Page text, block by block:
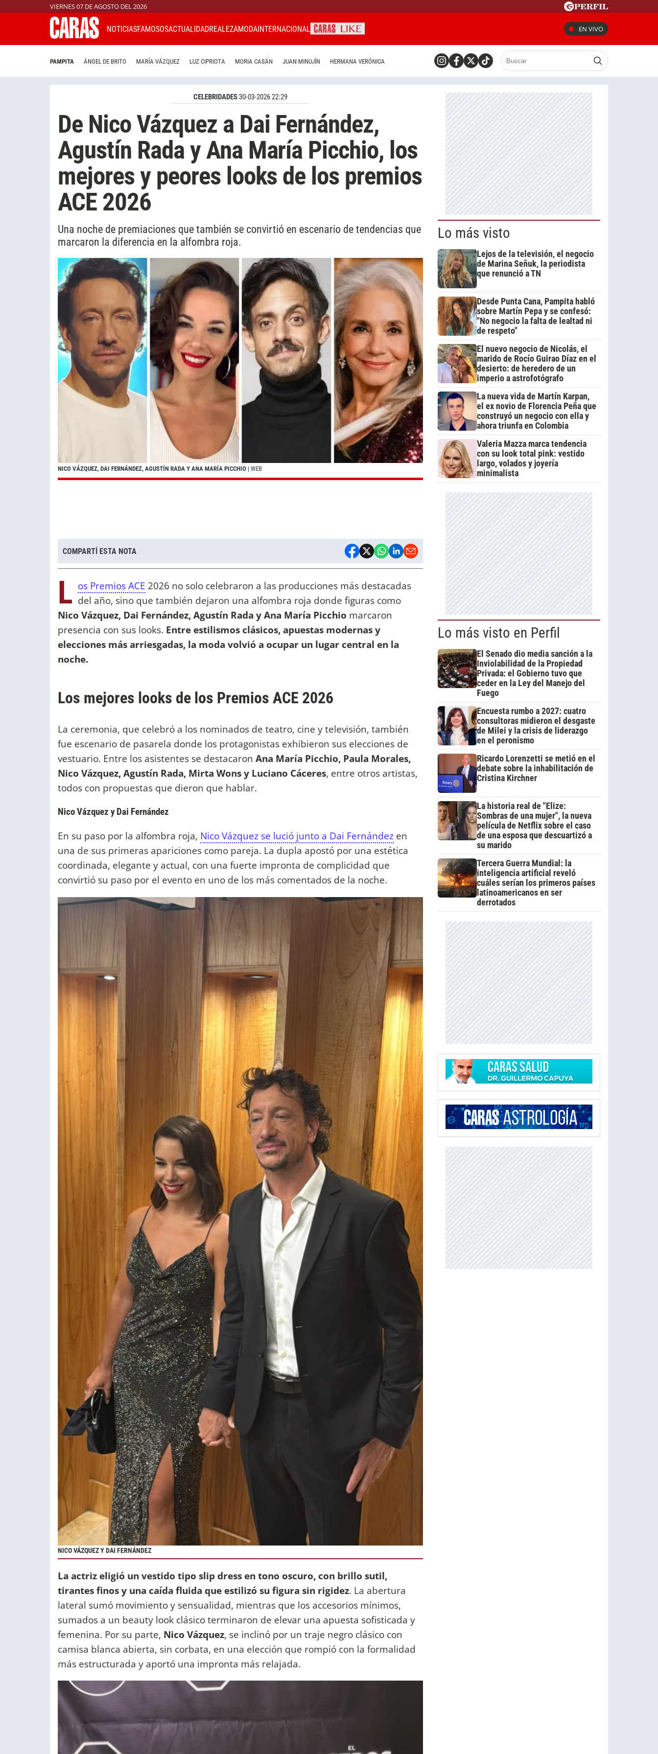
VIERNES 07 DE AGOSTO DEL 2026
NOTICIASFAMOSOSACTUALIDADREALEZAMODAINTERNACIONAL EN VIVO
PAMPITA ÁNGEL DE BRITO MARÍA VÁZQUEZ LUZ CIPRIOTA MORIA CASÁN JUAN MINUJÍN HERMANA VERÓNICA
CELEBRIDADES30-03-2026 22:29
De Nico Vázquez a Dai Fernández,
Agustín Rada y Ana María Picchio, los
mejores y peores looks de los premios
ACE 2026
Una noche de premiaciones que también se convirtió en escenario de tendencias que
marcaron la diferencia en la alfombra roja.
NICO VÁZQUEZ, DAI FERNÁNDEZ, AGUSTÍN RADA Y ANA MARÍA PICCHIO | WEB
COMPARTÍ ESTA NOTA
L os Premios ACE 2026 no solo celebraron a las producciones más destacadas
del año, sino que también dejaron una alfombra roja donde figuras como
Nico Vázquez, Dai Fernández, Agustín Rada y Ana María Picchio marcaron
presencia con sus looks. Entre estilismos clásicos, apuestas modernas y
elecciones más arriesgadas, la moda volvió a ocupar un lugar central en la
noche.
Los mejores looks de los Premios ACE 2026
La ceremonia, que celebró a los nominados de teatro, cine y televisión, también
fue escenario de pasarela donde los protagonistas exhibieron sus elecciones de
vestuario. Entre los asistentes se destacaron Ana María Picchio, Paula Morales,
Nico Vázquez, Agustín Rada, Mirta Wons y Luciano Cáceres, entre otros artistas,
todos con propuestas que dieron que hablar.
Nico Vázquez y Dai Fernández
En su paso por la alfombra roja, Nico Vázquez se lució junto a Dai Fernández en
una de sus primeras apariciones como pareja. La dupla apostó por una estética
coordinada, elegante y actual, con una fuerte impronta de complicidad que
convirtió su paso por el evento en uno de los más comentados de la noche.
NICO VÁZQUEZ Y DAI FERNÁNDEZ
La actriz eligió un vestido tipo slip dress en tono oscuro, con brillo sutil,
tirantes finos y una caída fluida que estilizó su figura sin rigidez. La abertura
lateral sumó movimiento y sensualidad, mientras que los accesorios mínimos,
sumados a un beauty look clásico terminaron de elevar una apuesta sofisticada y
femenina. Por su parte, Nico Vázquez, se inclinó por un traje negro clásico con
camisa blanca abierta, sin corbata, en una elección que rompió con la formalidad
más estructurada y aportó una impronta más relajada.
Lo más visto
Lejos de la televisión, el negocio
de Marina Señuk, la periodista
que renunció a TN
Desde Punta Cana, Pampita habló
sobre Martín Pepa y se confesó:
"No negocio la falta de lealtad ni
de respeto"
El nuevo negocio de Nicolás, el
marido de Rocío Guirao Díaz en el
desierto: de heredero de un
imperio a astrofotógrafo
La nueva vida de Martín Karpan,
el ex novio de Florencia Peña que
construyó un negocio con ella y
ahora triunfa en Colombia
Valeria Mazza marca tendencia
con su look total pink: vestido
largo, volados y joyería
minimalista
Lo más visto en Perfil
El Senado dio media sanción a la
Inviolabilidad de la Propiedad
Privada: el Gobierno tuvo que
ceder en la Ley del Manejo del
Fuego
Encuesta rumbo a 2027: cuatro
consultoras midieron el desgaste
de Milei y la crisis de liderazgo
en el peronismo
Ricardo Lorenzetti se metió en el
debate sobre la inhabilitación de
Cristina Kirchner
La historia real de "Elize:
Sombras de una mujer", la nueva
película de Netflix sobre el caso
de una esposa que descuartizó a
su marido
Tercera Guerra Mundial: la
inteligencia artificial reveló
cuáles serían los primeros países
latinoamericanos en ser
derrotados